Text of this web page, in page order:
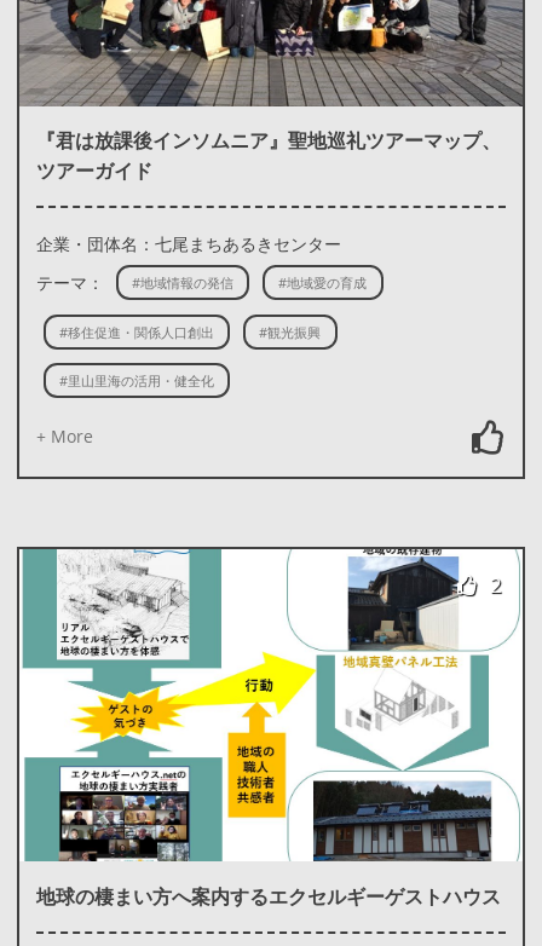
『君は放課後インソムニア』聖地巡礼ツアーマップ、
ツアーガイド
企業・団体名：七尾まちあるきセンター
テーマ：
#地域情報の発信 #地域愛の育成
#移住促進・関係人口創出 #観光振興
#里山里海の活用・健全化
+ More
2
地球の棲まい方へ案内するエクセルギーゲストハウス